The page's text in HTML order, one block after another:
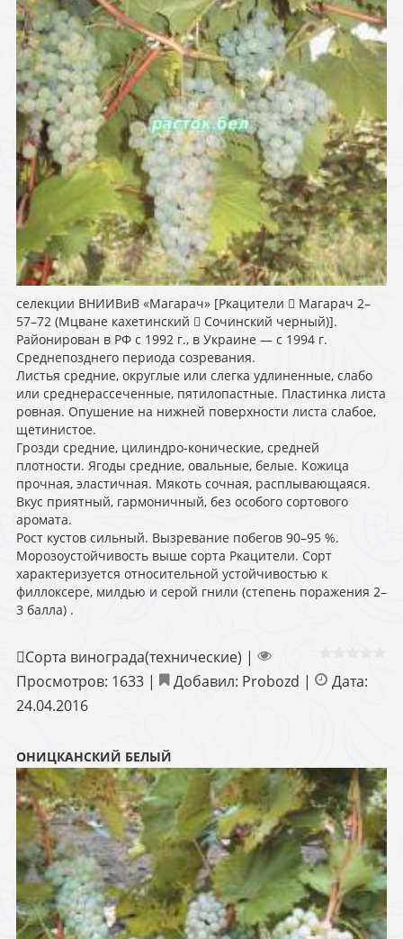
селекции ВНИИВиВ «Магарач» [Ркацители  Магарач 2–
57–72 (Мцване кахетинский  Сочинский черный)].
Районирован в РФ с 1992 г., в Украине — с 1994 г.
Cреднепозднего периода созревания.
Листья средние, округлые или слегка удлиненные, слабо
или среднерассеченные, пятилопастные. Пластинка листа
ровная. Опушение на нижней поверхности листа слабое,
щетинистое.
Грозди средние, цилиндро-конические, средней
плотности. Ягоды средние, овальные, белые. Кожица
прочная, эластичная. Мякоть сочная, расплывающаяся.
Вкус приятный, гармоничный, без особого сортового
аромата.
Рост кустов сильный. Вызревание побегов 90–95 %.
Морозоустойчивость выше сорта Ркацители. Сорт
характеризуется относительной устойчивостью к
филлоксере, милдью и серой гнили (степень поражения 2–
3 балла) .
Сорта винограда(технические) |
Просмотров: 1633 | Добавил: Probozd |
Дата:
24.04.2016
ОНИЦКАНСКИЙ БЕЛЫЙ